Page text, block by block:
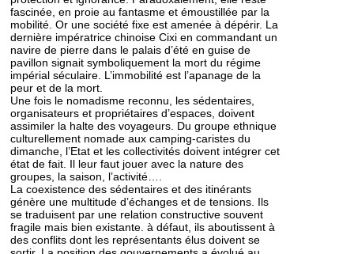
fascinée, en proie au fantasme et émoustillée par la
mobilité. Or une société fixe est amenée à dépérir. La
dernière impératrice chinoise Cixi en commandant un
navire de pierre dans le palais d’été en guise de
pavillon signait symboliquement la mort du régime
impérial séculaire. L’immobilité est l’apanage de la
peur et de la mort.
Une fois le nomadisme reconnu, les sédentaires,
organisateurs et propriétaires d’espaces, doivent
assimiler la halte des voyageurs. Du groupe ethnique
culturellement nomade aux camping-caristes du
dimanche, l’Etat et les collectivités doivent intégrer cet
état de fait. Il leur faut jouer avec la nature des
groupes, la saison, l’activité….
La coexistence des sédentaires et des itinérants
génère une multitude d’échanges et de tensions. Ils
se traduisent par une relation constructive souvent
fragile mais bien existante. à défaut, ils aboutissent à
des conflits dont les représentants élus doivent se